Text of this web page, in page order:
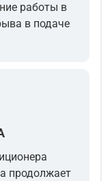
работы в
в подаче
продолжает